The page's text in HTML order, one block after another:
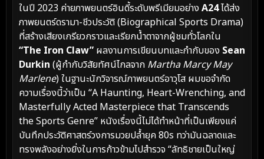
ในปี 2023 ค่ายภาพยนตร์อินดี้ระดับพรีเมียมอย่าง A24ได้ส่ง
ภาพยนตร์ดรามา-ชีวประวัติ (Biographical Sports Drama)
ที่สร้างเสียงเกรียวกราวและเรียกน้ำตาจากผู้ชมทั่วโลกใน
“The Iron Claw” ผลงานการเขียนบทและกำกับของ Sean
Durkin (ผู้กำกับวิสัยทัศน์ไกลจาก Martha Marcy May
Marlene) ในฐานะนักวิจารณ์ภาพยนตร์อาวุโส ผมขอจำกัด
ความเรื่องนี้ว่าเป็น “A Haunting, Heart-Wrenching, and
Masterfully Acted Masterpiece that Transcends
the Sports Genre” หนังเรื่องนี้ไม่ได้ทำหน้าที่เป็นเพียงแค่
บันทึกประวัติศาสตร์วงการมวยปล้ำยุค 80s ทว่ามันฉลาดและ
ทรงพลังอย่างยิ่งในการก้าวข้ามไปสำรวจ “ลัทธิชายเป็นใหญ่